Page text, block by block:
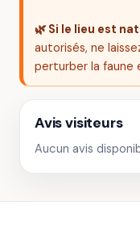
🌿 Si le lieu est
autorisés, ne
perturber la faune
Avis visiteurs
Aucun avis